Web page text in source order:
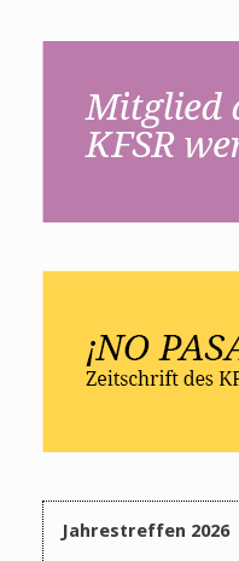
Jahrestreffen 2026